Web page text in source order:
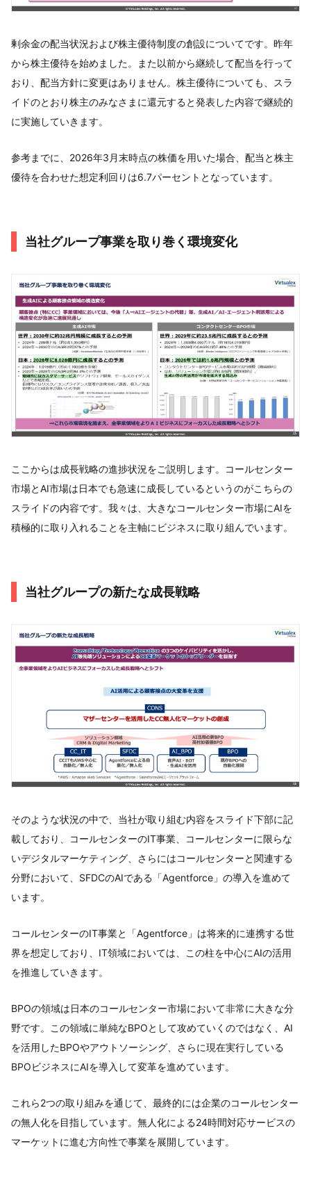
剰余金の配当状況および株主優待制度の創設についてです。昨年
から株主優待を始めました。また以前から継続して配当を行って
おり、配当方針に変更はありません。株主優待についても、スラ
イドのとおり株主のみなさまに還元すると発表した内容で継続的
に実施していきます。
参考までに、2026年3月末時点の株価を用いた場合、配当と株主
優待を合わせた想定利回りは6.7パーセントとなっています。
当社グループ事業を取り巻く環境変化
ここからは成長戦略の進捗状況をご説明します。コールセンター
市場とAI市場は日本でも急速に成長しているというのがこちらの
スライドの内容です。我々は、大きなコールセンター市場にAIを
積極的に取り入れることを主軸にビジネスに取り組んでいます。
当社グループの新たな成長戦略
そのような状況の中で、当社が取り組む内容をスライド下部に記
載しており、コールセンターのIT事業、コールセンターに限らな
いデジタルマーケティング、さらにはコールセンターと関連する
分野において、SFDCのAIである「Agentforce」の導入を進めて
います。
コールセンターのIT事業と「Agentforce」は将来的に連携する世
界を想定しており、IT領域においては、この柱を中心にAIの活用
を推進していきます。
BPOの領域は日本のコールセンター市場において非常に大きな分
野です。この領域に単純なBPOとして攻めていくのではなく、AI
を活用したBPOやアウトソーシング、さらに現在実行している
BPOビジネスにAIを導入して変革を進めています。
これら2つの取り組みを通じて、最終的には企業のコールセンター
の無人化を目指しています。無人化による24時間対応サービスの
マーケットに進む方向性で事業を展開しています。